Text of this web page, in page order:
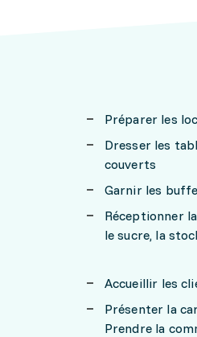
Préparer les
Dresser les
couverts
Garnir les
Réceptionner
le sucre, la
Accueillir les
Présenter la
Prendre la